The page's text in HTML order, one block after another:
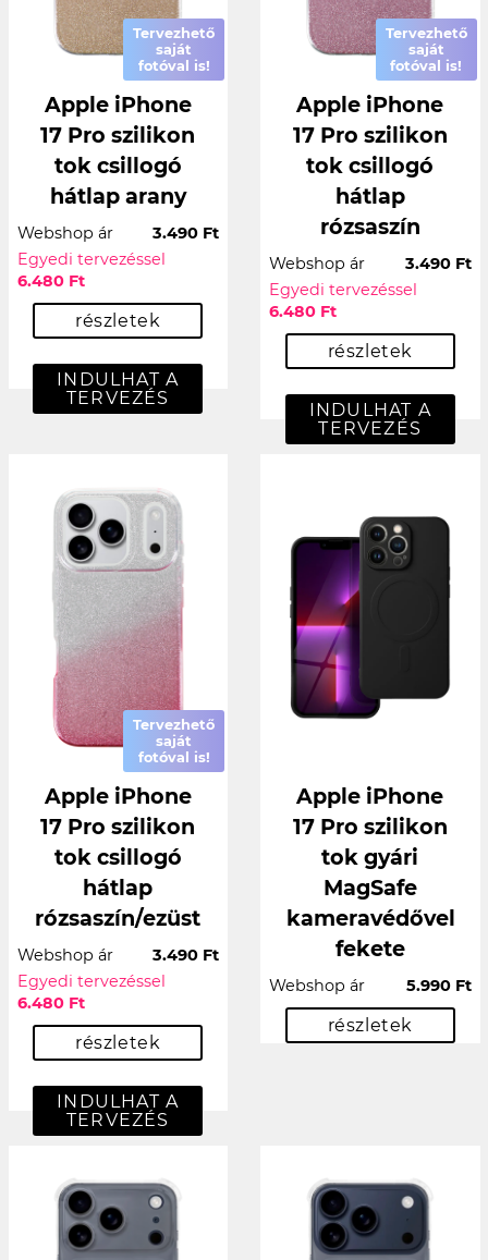
Tervezhető
saját
fotóval is!
Apple iPhone
17 Pro szilikon
tok csillogó
hátlap arany
Webshop ár
3.490 Ft
Egyedi tervezéssel
6.480 Ft
részletek
INDULHAT A
TERVEZÉS
Tervezhető
saját
fotóval is!
Apple iPhone
17 Pro szilikon
tok csillogó
hátlap
rózsaszín
Webshop ár
3.490 Ft
Egyedi tervezéssel
6.480 Ft
részletek
INDULHAT A
TERVEZÉS
Tervezhető
saját
fotóval is!
Apple iPhone
17 Pro szilikon
tok csillogó
hátlap
rózsaszín/ezüst
Webshop ár
3.490 Ft
Egyedi tervezéssel
6.480 Ft
részletek
INDULHAT A
TERVEZÉS
Apple iPhone
17 Pro szilikon
tok gyári
MagSafe
kameravédővel
fekete
Webshop ár 5.990 Ft
részletek